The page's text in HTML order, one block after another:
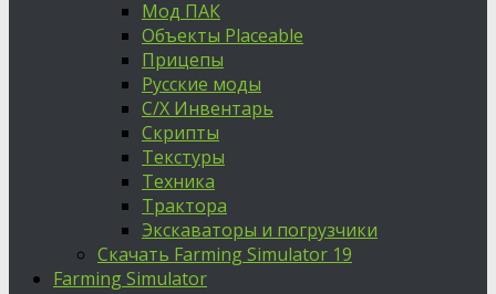
Мод ПАК
Объекты Placeable
Прицепы
Русские моды
С/Х Инвентарь
Скрипты
Текстуры
Техника
Трактора
Экскаваторы и погрузчики
Скачать Farming Simulator 19
Farming Simulator